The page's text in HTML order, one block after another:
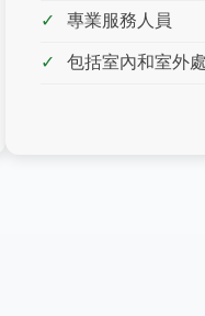
專業服務人員
包括室內和室外